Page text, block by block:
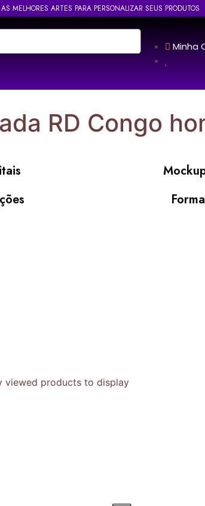
AS MELHORES ARTES PARA PERSONALIZAR SEUS PRODUTOS
Minha
RD Congo
viewed products to display